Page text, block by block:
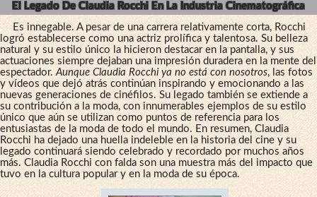
El Legado De Claudia Rocchi En La Industria Cinematográfica
Es innegable. A pesar de una carrera relativamente corta, Rocchi
logró establecerse como una actriz prolífica y talentosa. Su belleza
natural y su estilo único la hicieron destacar en la pantalla, y sus
actuaciones siempre dejaban una impresión duradera en la mente del
espectador.Aunque Claudia Rocchi ya no está con nosotros, las fotos
y vídeos que dejó atrás continúan inspirando y emocionando a las
nuevas generaciones de cinéfilos. Su legado también se extiende a
su contribución a la moda, con innumerables ejemplos de su estilo
único que aún se utilizan como puntos de referencia para los
entusiastas de la moda de todo el mundo. En resumen, Claudia
Rocchi ha dejado una huella indeleble en la historia del cine y su
legado continuará siendo celebrado y recordado por muchos años
más. Claudia Rocchi con falda son una muestra más del impacto que
tuvo en la cultura popular y en la moda de su época.